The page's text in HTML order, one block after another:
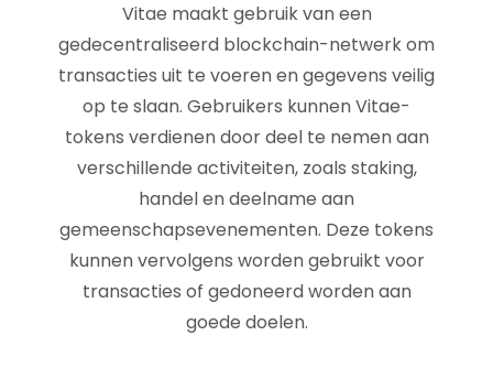
Vitae maakt gebruik van een
gedecentraliseerd blockchain-netwerk om
transacties uit te voeren en gegevens veilig
op te slaan. Gebruikers kunnen Vitae-
tokens verdienen door deel te nemen aan
verschillende activiteiten, zoals staking,
handel en deelname aan
gemeenschapsevenementen. Deze tokens
kunnen vervolgens worden gebruikt voor
transacties of gedoneerd worden aan
goede doelen.